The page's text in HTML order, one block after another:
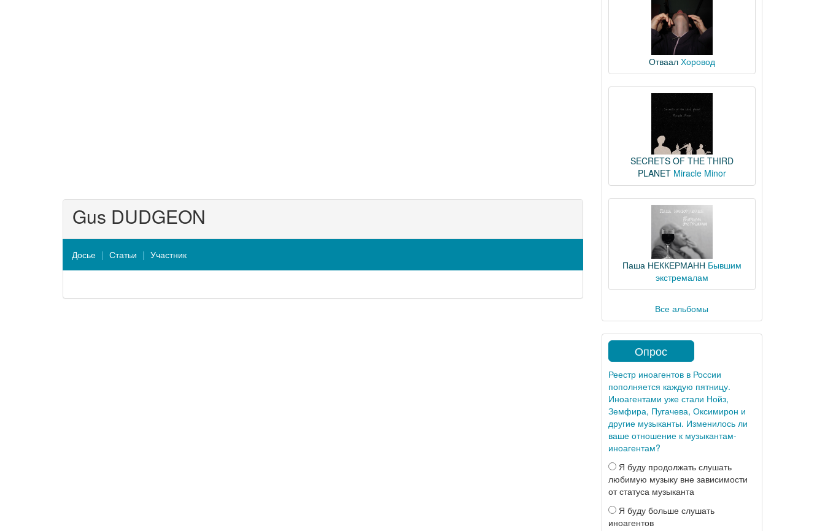
Gus DUDGEON
Досье Статьи Участник
Отваал Хоровод
SECRETS OF THE THIRD
PLANET Miracle Minor
Паша НЕККЕРМАНН Бывшим
экстремалам
Все альбомы
Опрос
Реестр иноагентов в России
пополняется каждую пятницу.
Иноагентами уже стали Нойз,
Земфира, Пугачева, Оксимирон и
другие музыканты. Изменилось ли
ваше отношение к музыкантам-
иноагентам?
Я буду продолжать слушать
любимую музыку вне зависимости
от статуса музыканта
Я буду больше слушать
иноагентов